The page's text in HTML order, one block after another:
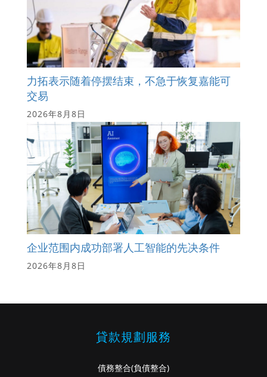
力拓表示随着停摆结束，不急于恢复嘉能可
交易
2026年8月8日
企业范围内成功部署人工智能的先决条件
2026年8月8日
貸款規劃服務
債務整合(負債整合)